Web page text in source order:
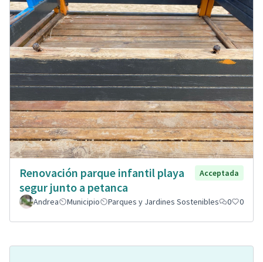
Renovación parque infantil playa
segur junto a petanca
Acceptada
Andrea Municipio Parques y Jardines Sostenibles 0 0